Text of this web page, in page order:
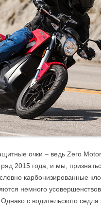
очки – ведь Zero
2015 года, и мы,
карбонизированные
немного
с водительского седла